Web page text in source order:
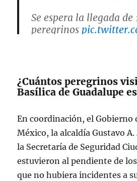
Se espera la llegada
peregrinos
2024
¿Cuántos peregrinos
Basílica de Guadalupe
En coordinación, el Gobierno
México, la alcaldía Gustavo
la Secretaría de Seguridad
estuvieron al pendiente de
que no hubiera incidentes a